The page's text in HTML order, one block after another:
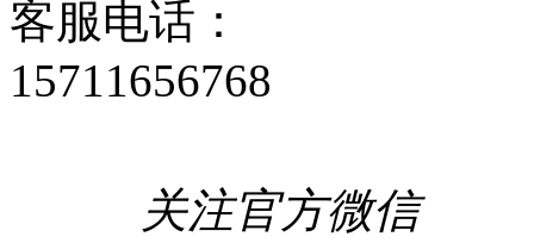
客服电话：
15711656768
关注官方微信